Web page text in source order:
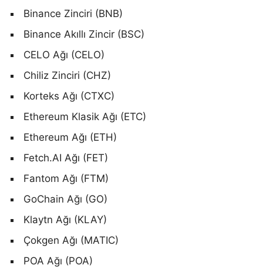
Binance Zinciri (BNB)
Binance Akıllı Zincir (BSC)
CELO Ağı (CELO)
Chiliz Zinciri (CHZ)
Korteks Ağı (CTXC)
Ethereum Klasik Ağı (ETC)
Ethereum Ağı (ETH)
Fetch.AI Ağı (FET)
Fantom Ağı (FTM)
GoChain Ağı (GO)
Klaytn Ağı (KLAY)
Çokgen Ağı (MATIC)
POA Ağı (POA)